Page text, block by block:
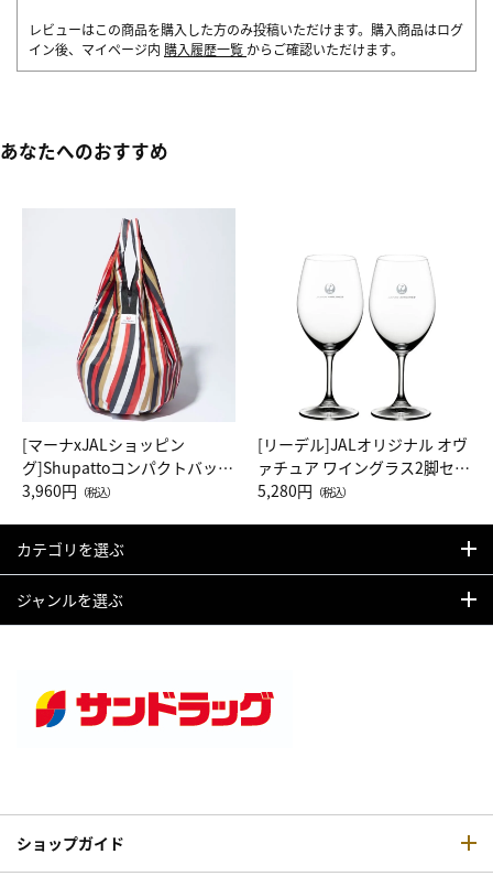
レビューはこの商品を購入した方のみ投稿いただけます。購入商品はログ
イン後、マイページ内 購入履歴一覧 からご確認いただけます。
あなたへのおすすめ
[マーナxJALショッピン
グ]Shupattoコンパクトバッグ
Drop JAL客室乗務員（LC）ス
3,960円 （税込）
[リーデル]JALオリジナル オヴ
ァチュア ワイングラス2脚セッ
ト（レッドワイン）
5,280円 （税込）
カテゴリを選ぶ
ジャンルを選ぶ
ショップガイド